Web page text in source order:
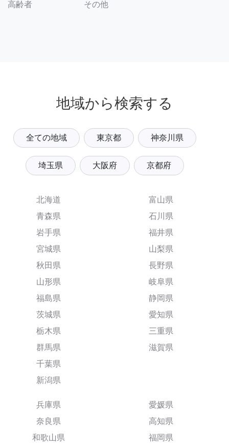
高齢者 その他
地域から検索する
全ての地域 東京都 神奈川県
埼玉県 大阪府 京都府
北海道
青森県
岩手県
宮城県
秋田県
山形県
福島県
茨城県
栃木県
群馬県
千葉県
新潟県
富山県
石川県
福井県
山梨県
長野県
岐阜県
静岡県
愛知県
三重県
滋賀県
兵庫県
奈良県
和歌山県
愛媛県
高知県
福岡県